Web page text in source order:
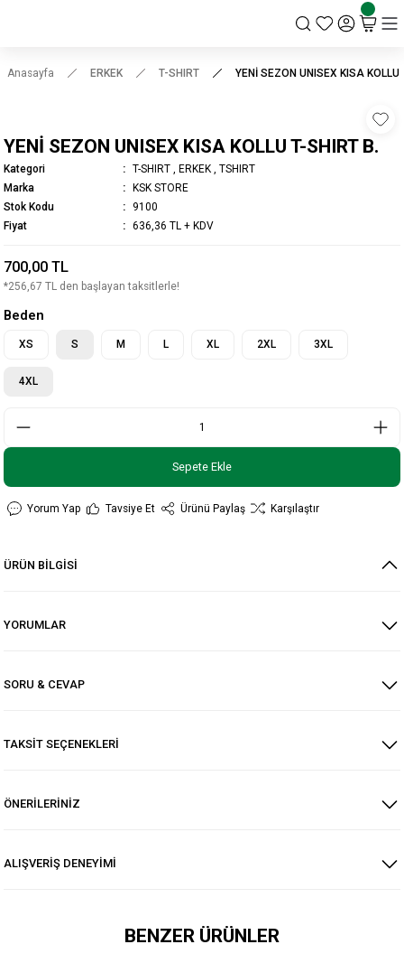
Anasayfa ERKEK T-SHIRT YENİ SEZON UNISEX KISA KOLLU
YENİ SEZON UNISEX KISA KOLLU T-SHIRT B.
Kategori T-SHIRT ERKEK
TSHIRT
Marka
KSK STORE
Stok Kodu
9100
Fiyat
636,36 TL + KDV
700,00 TL
*256,67 TL den başlayan taksitlerle!
Beden
XS S M L XL 2XL 3XL
4XL
Sepete Ekle
Yorum Yap Tavsiye Et Ürünü Paylaş Karşılaştır
ÜRÜN BİLGİSİ
YORUMLAR
SORU & CEVAP
TAKSİT SEÇENEKLERİ
ÖNERİLERİNİZ
ALIŞVERİŞ DENEYİMİ
BENZER ÜRÜNLER